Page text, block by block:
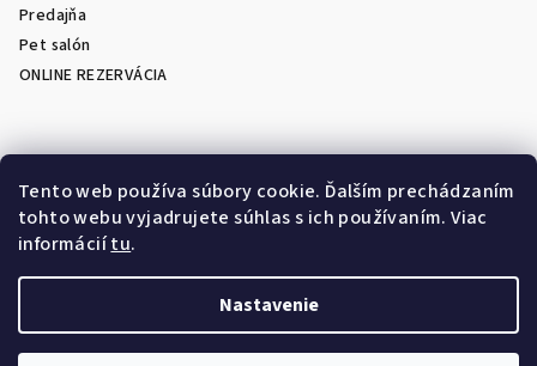
Tento web používa súbory cookie. Ďalším prechádzaním
tohto webu vyjadrujete súhlas s ich používaním. Viac
informáciítu.
Nastavenie
Predajňa
Pet salón
ONLINE REZERVÁCIA
Prijímame online platby